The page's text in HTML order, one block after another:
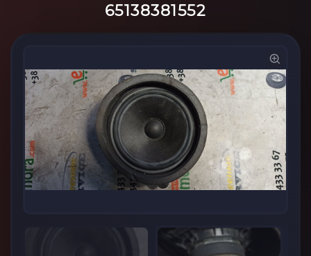
65138381552